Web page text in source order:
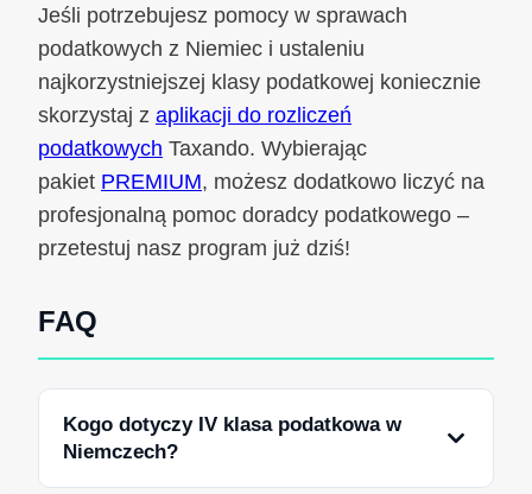
Jeśli potrzebujesz pomocy w sprawach
podatkowych z Niemiec i ustaleniu
najkorzystniejszej klasy podatkowej koniecznie
skorzystaj z aplikacji do rozliczeń
podatkowych Taxando. Wybierając
pakiet PREMIUM, możesz dodatkowo liczyć na
profesjonalną pomoc doradcy podatkowego –
przetestuj nasz program już dziś!
FAQ
Kogo dotyczy IV klasa podatkowa w
Niemczech?